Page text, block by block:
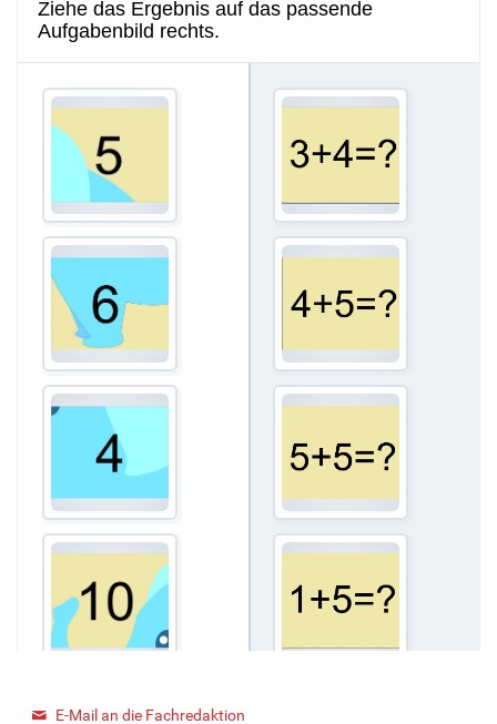
E-Mail an die Fachredaktion